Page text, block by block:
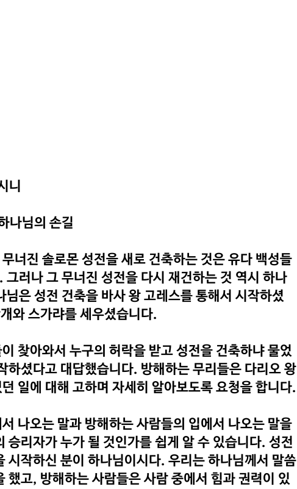
니
나님의 손길
너진 솔로몬 성전을 새로 건축하는 것은 유다 백성들
러나 그 무너진 성전을 다시 재건하는 것 역시 하나
은 성전 건축을 바사 왕 고레스를 통해서 시작하셨
와 스가랴를 세우셨습니다.
찾아와서 누구의 허락을 받고 성전을 건축하냐 물었
하셨다고 대답했습니다. 방해하는 무리들은 다리오 왕
일에 대해 고하며 자세히 알아보도록 요청을 합니다.
나오는 말과 방해하는 사람들의 입에서 나오는 말을
승리자가 누가 될 것인가를 쉽게 알 수 있습니다. 성전
시작하신 분이 하나님이시다. 우리는 하나님께서 말씀
했고, 방해하는 사람들은 사람 중에서 힘과 권력이 있